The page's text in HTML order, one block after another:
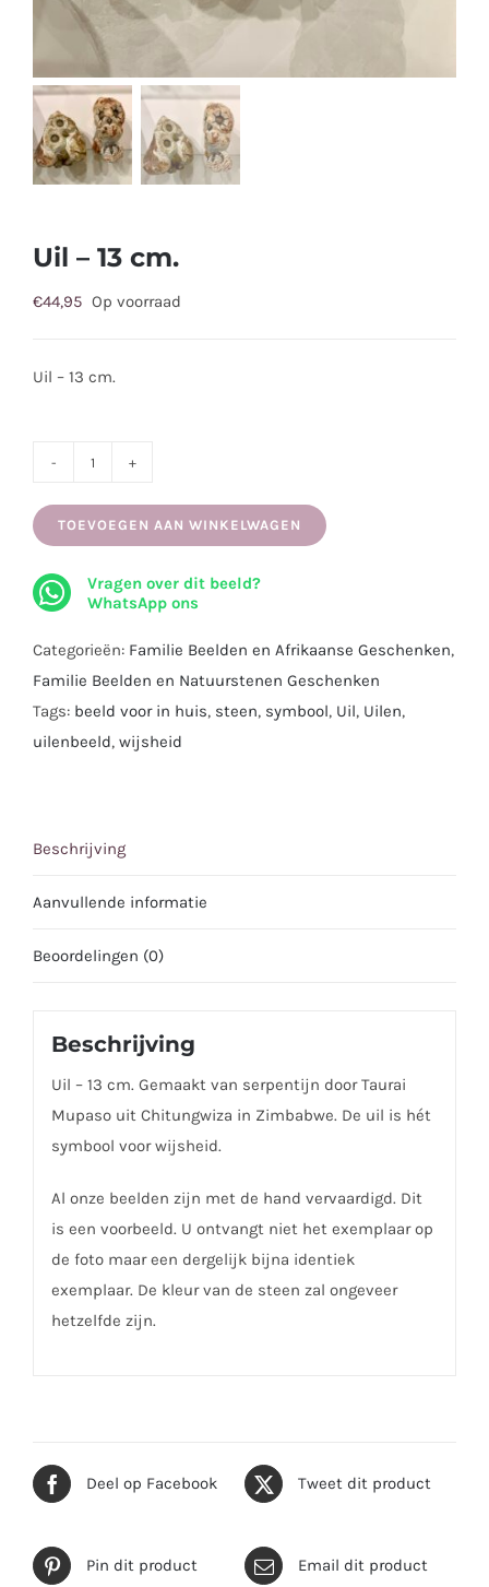
Uil – 13 cm.
€44,95 Op voorraad
Uil – 13 cm.
-
aantal
TOEVOEGEN AAN WINKELWAGEN
Vragen over dit beeld?
WhatsApp ons
Categorieën: Familie Beelden en Afrikaanse Geschenken,
Familie Beelden en Natuurstenen Geschenken
Tags: beeld voor in huis, steen, symbool, Uil, Uilen,
uilenbeeld, wijsheid
Beschrijving
Aanvullende informatie
Beoordelingen (0)
Beschrijving
Uil – 13 cm. Gemaakt van serpentijn door Taurai
Mupaso uit Chitungwiza in Zimbabwe. De uil is hét
symbool voor wijsheid.
Al onze beelden zijn met de hand vervaardigd. Dit
is een voorbeeld. U ontvangt niet het exemplaar op
de foto maar een dergelijk bijna identiek
exemplaar. De kleur van de steen zal ongeveer
hetzelfde zijn.
Deel op Facebook Tweet dit product
Pin dit product Email dit product